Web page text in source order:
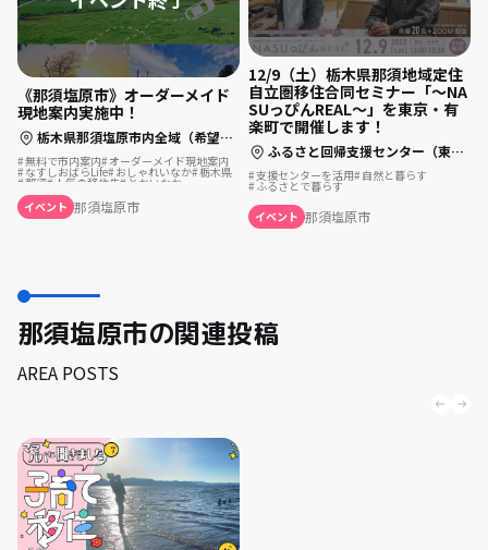
《那須塩原市》オーダーメイド
現地案内実施中！
栃木県那須塩原市内全域（希望エリア）
無料で市内案内 オーダーメイド現地案内
なすしおばらLife おしゃれいなか 栃木県
那須 人気の移住先 とかいなか
現地案内ツアー
イベント 那須塩原市
12/9（土）栃木県那須地域定住
自立圏移住合同セミナー「～NA
SUっぴんREAL～」を東京・有
楽町で開催します！
ふるさと回帰支援センター（東京都千代田区有楽町2-10-1東京交通会館8F） オンライン同時配信（ZOOM）
支援センターを活用 自然と暮らす
ふるさとで暮らす
イベント 那須塩原市
那須塩原市の関連投稿
AREA POSTS